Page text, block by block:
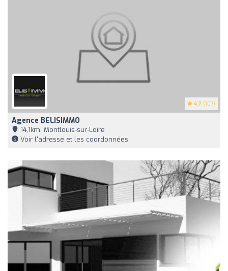
4.7 (107)
Agence BELISIMMO
14,1km, Montlouis-sur-Loire
Voir l'adresse et les coordonnées